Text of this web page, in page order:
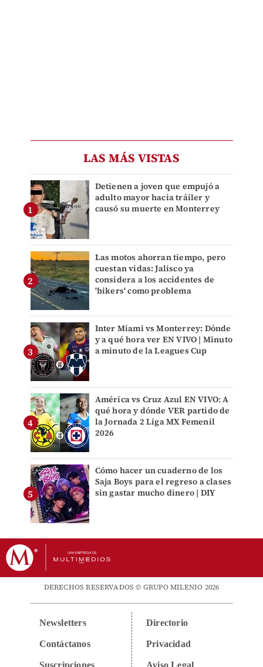
LAS MÁS VISTAS
Detienen a joven que empujó a
adulto mayor hacia tráiler y
causó su muerte en Monterrey
Las motos ahorran tiempo, pero
cuestan vidas: Jalisco ya
considera a los accidentes de
'bikers' como problema
Inter Miami vs Monterrey: Dónde
y a qué hora ver EN VIVO | Minuto
a minuto de la Leagues Cup
América vs Cruz Azul EN VIVO: A
qué hora y dónde VER partido de
la Jornada 2 Liga MX Femenil
2026
Cómo hacer un cuaderno de los
Saja Boys para el regreso a clases
sin gastar mucho dinero | DIY
DERECHOS RESERVADOS © GRUPO MILENIO 2026
Newsletters
Contáctanos
Suscripciones
Directorio
Privacidad
Aviso Legal